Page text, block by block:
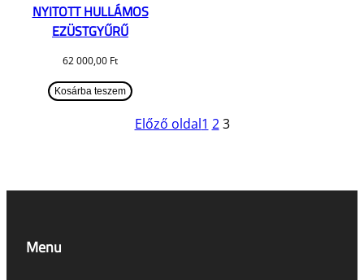
NYITOTT HULLÁMOS
EZÜSTGYŰRŰ
62 000,00 Ft
Kosárba teszem
Előző oldal1 2 3
Menu